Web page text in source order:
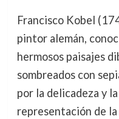
Francisco Kobel
pintor alemán,
hermosos paisajes
sombreados con
por la delicadeza y
representación de